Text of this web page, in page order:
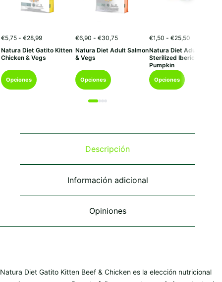
€5,75 - €28,99Rango
precios:
desde
Natura Diet Gatito Kitten
Chicken & Vegs
Opciones
Este
producto
opciones
elegir
página
€6,90 - €30,75Rango
precios:
Natura Diet Adult Salmon
& Vegs
Opciones
Este
producto
múltiples
opciones
pueden
elegir
la
página
producto
€1,50 - €25,50
precios:
desde
Natura Diet Adult
Sterilized Iberico &
Pumpkin
Opciones
Este
producto
opciones
elegir
página
Descripción
Información adicional
Opiniones
Natura Diet Gatito Kitten Beef & Chicken es la elección nutricional